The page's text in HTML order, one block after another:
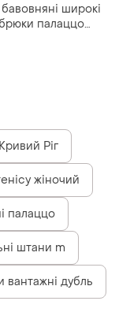
бавовняні широкі
палаццо
широкие штаны
Ріг
жіночий
палаццо
штани m
вантажні дубль